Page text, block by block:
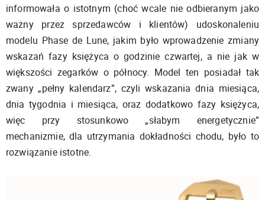
informowała o istotnym (choć wcale nie odbieranym jako
ważny przez sprzedawców i klientów) udoskonaleniu
modelu Phase de Lune, jakim było wprowadzenie zmiany
wskazań fazy księżyca o godzinie czwartej, a nie jak w
większości zegarków o północy. Model ten posiadał tak
zwany „pełny kalendarz”, czyli wskazania dnia miesiąca,
dnia tygodnia i miesiąca, oraz dodatkowo fazy księżyca,
więc przy stosunkowo „słabym energetycznie”
mechanizmie, dla utrzymania dokładności chodu, było to
rozwiązanie istotne.